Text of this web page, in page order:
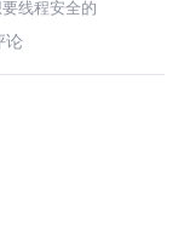
程安全的
获
论